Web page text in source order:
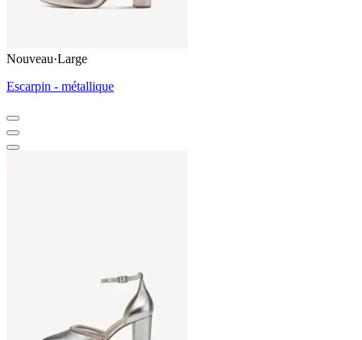
Nouveau·Large
Escarpin - métallique